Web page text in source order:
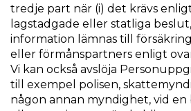
tredje part när (i) det krävs
lagstadgade eller statliga
information lämnas till
eller förmånspartners enligt
Vi kan också avslöja
till exempel polisen,
någon annan myndighet, vid